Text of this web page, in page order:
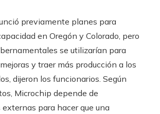
previamente planes para
en Oregón y Colorado, pero
se utilizarían para
y traer más producción a los
dijeron los funcionarios. Según
Microchip depende de
para hacer que una